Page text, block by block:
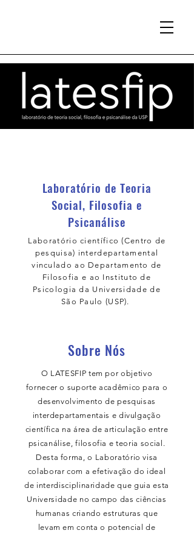
Laboratório de Teoria
Social, Filosofia e
Psicanálise
Laboratório científico (Centro de
pesquisa) interdepartamental
vinculado ao Departamento de
Filosofia e ao Instituto de
Psicologia da Universidade de
São Paulo (USP).
Sobre Nós
O LATESFIP tem por objetivo
fornecer o suporte acadêmico para o
desenvolvimento de pesquisas
interdepartamentais e divulgação
científica na área de articulação entre
psicanálise, filosofia e teoria social.
Desta forma, o Laboratório visa
colaborar com a efetivação do ideal
de interdisciplinaridade que guia esta
Universidade no campo das ciências
humanas criando estruturas que
levam em conta o potencial de